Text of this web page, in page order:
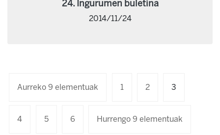
24. Ingurumen buletina
2014/11/24
Aurreko 9 elementuak 1 2 3
4 5 6 Hurrengo 9 elementuak